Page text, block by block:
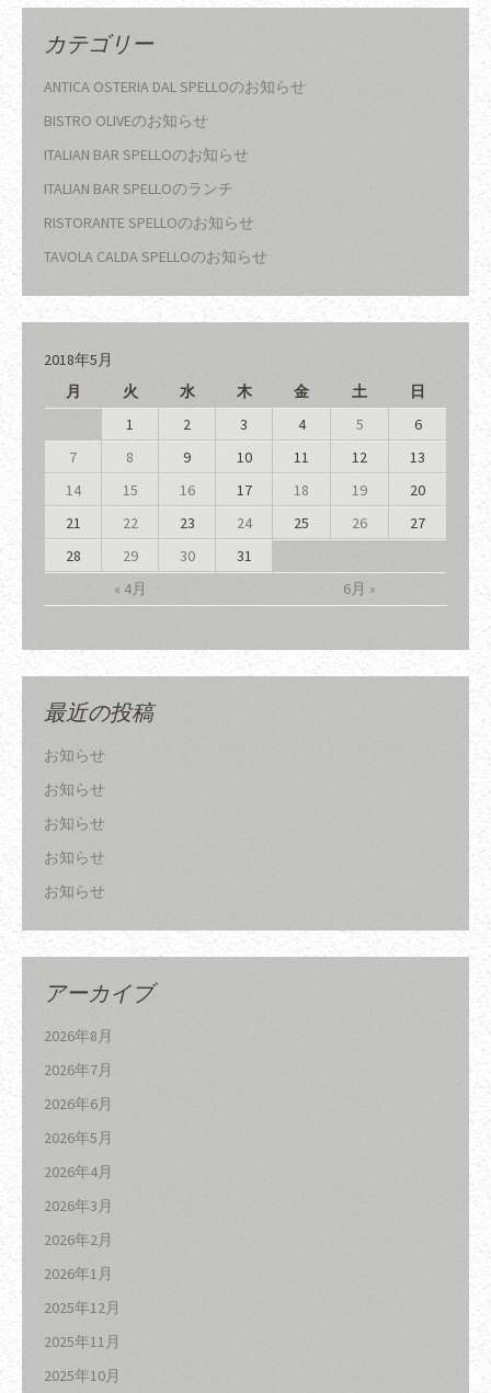
カテゴリー
ANTICA OSTERIA DAL SPELLOのお知らせ
BISTRO OLIVEのお知らせ
ITALIAN BAR SPELLOのお知らせ
ITALIAN BAR SPELLOのランチ
RISTORANTE SPELLOのお知らせ
TAVOLA CALDA SPELLOのお知らせ
2018年5月
月
火 水 木 金 土 日
« 4月 6月 »
1 2 3 4 5
6
7
8 9 10 11 12
13
14
15 16 17 18 19
20
21
22 23 24 25 26
27
28
29 30 31
最近の投稿
お知らせ
お知らせ
お知らせ
お知らせ
お知らせ
アーカイブ
2026年8月
2026年7月
2026年6月
2026年5月
2026年4月
2026年3月
2026年2月
2026年1月
2025年12月
2025年11月
2025年10月